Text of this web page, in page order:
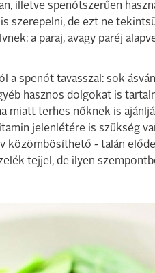
illetve spenótszerűen
szerepelni, de ezt ne
a paraj, avagy paréj
a spenót tavasszal: sok
hasznos dolgokat is
miatt terhes nőknek is
jelenlétére is szükség
közömbösíthető - talán
tejjel, de ilyen